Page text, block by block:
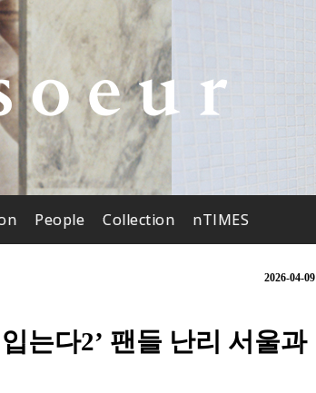
People Collection nTIMES
2026-04-09
는다2’ 팬들 난리 서울과